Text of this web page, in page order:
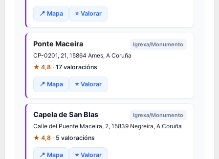
📍 Mapa ⭐ Valorar
Ponte Maceira Igrexa/Monumento
CP-0201, 21, 15864 Ames, A Coruña
★ 4,8 · 17 valoracións
📍 Mapa ⭐ Valorar
Capela de San Blas Igrexa/Monumento
Calle del Puente Maceira, 2, 15839 Negreira, A Coruña
★ 4,8 · 5 valoracións
📍 Mapa ⭐ Valorar